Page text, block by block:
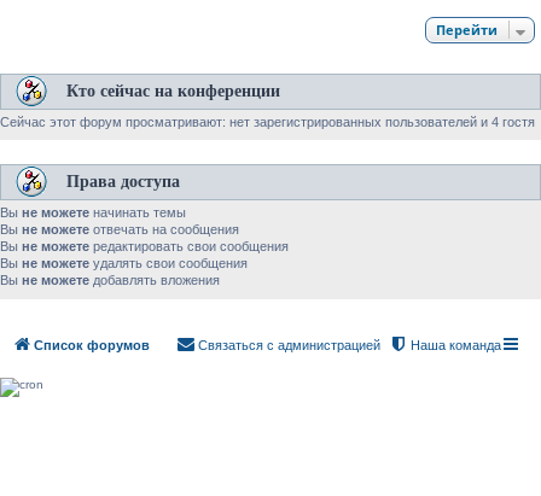
Перейти
Кто сейчас на конференции
Сейчас этот форум просматривают: нет зарегистрированных пользователей и 4 гостя
Права доступа
Вы не можете начинать темы
Вы не можете отвечать на сообщения
Вы не можете редактировать свои сообщения
Вы не можете удалять свои сообщения
Вы не можете добавлять вложения
Список форумов Наша команда
Связаться с администрацией